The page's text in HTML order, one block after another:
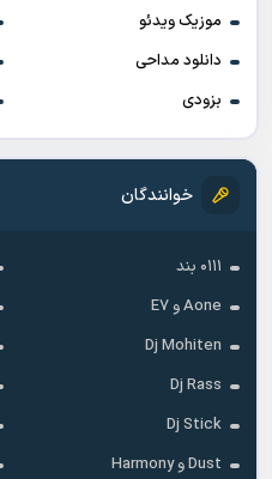
موزیک ویدئو
دانلود مداحی
بزودی
خوانندگان
۰۱۱۱ بند
Aone و E7
Dj Mohiten
Dj Rass
Dj Stick
Dust و Harmony